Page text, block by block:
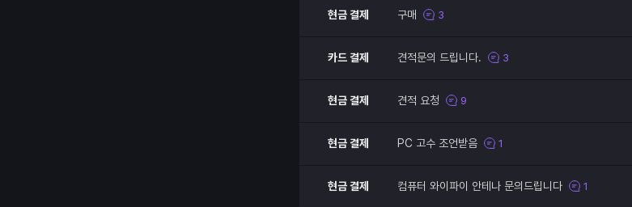
현금 결제 구매 3
카드 결제 견적문의 드립니다. 3
현금 결제 견적 요청 9
현금 결제 PC 고수 조언받음 1
현금 결제 컴퓨터 와이파이 안테나 문의드립니다 1